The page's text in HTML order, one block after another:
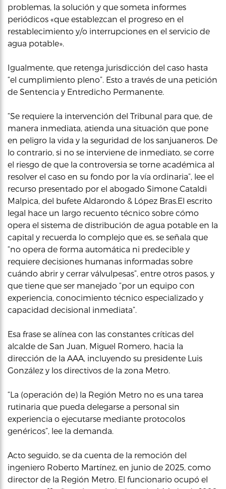
problemas, la solución y que someta informes
periódicos «que establezcan el progreso en el
restablecimiento y/o interrupciones en el servicio de
agua potable».
Igualmente, que retenga jurisdicción del caso hasta
“el cumplimiento pleno”. Esto a través de una petición
de Sentencia y Entredicho Permanente.
“Se requiere la intervención del Tribunal para que, de
manera inmediata, atienda una situación que pone
en peligro la vida y la seguridad de los sanjuaneros. De
lo contrario, si no se interviene de inmediato, se corre
el riesgo de que la controversia se torne académica al
resolver el caso en su fondo por la vía ordinaria”, lee el
recurso presentado por el abogado Simone Cataldi
Malpica, del bufete Aldarondo & López Bras.El escrito
legal hace un largo recuento técnico sobre cómo
opera el sistema de distribución de agua potable en la
capital y recuerda lo complejo que es, se señala que
“no opera de forma automática ni predecible y
requiere decisiones humanas informadas sobre
cuándo abrir y cerrar válvulpesas”, entre otros pasos, y
que tiene que ser manejado “por un equipo con
experiencia, conocimiento técnico especializado y
capacidad decisional inmediata”.
Esa frase se alínea con las constantes críticas del
alcalde de San Juan, Miguel Romero, hacia la
dirección de la AAA, incluyendo su presidente Luis
González y los directivos de la zona Metro.
“La (operación de) la Región Metro no es una tarea
rutinaria que pueda delegarse a personal sin
experiencia o ejecutarse mediante protocolos
genéricos”, lee la demanda.
Acto seguido, se da cuenta de la remoción del
ingeniero Roberto Martínez, en junio de 2025, como
director de la Región Metro. El funcionario ocupó el